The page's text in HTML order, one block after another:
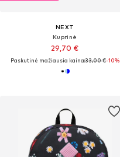
NEXT
Kuprinė
29,70 €
Paskutinė mažiausia kaina:33,00 €-10%